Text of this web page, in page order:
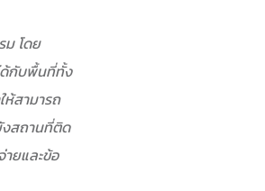
ม โดย
ด้กับพื้นที่ทั้ง
สามารถ
งสถานที่ติด
ายและข้อ